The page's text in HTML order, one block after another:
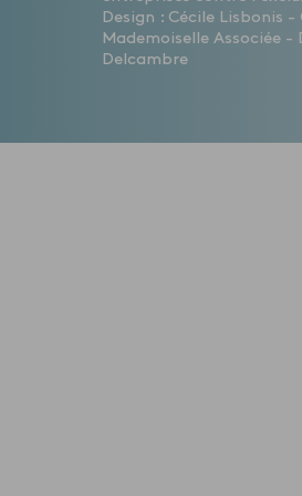
Design : Cécile Lisbonis
Mademoiselle Associée
Delcambre